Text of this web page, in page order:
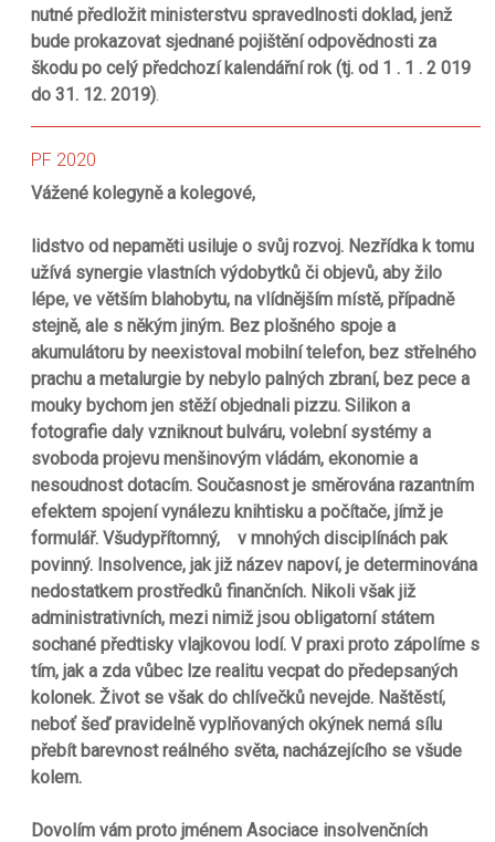
nutné předložit ministerstvu spravedlnosti doklad, jenž
bude prokazovat sjednané pojištění odpovědnosti za
škodu po celý předchozí kalendářní rok (tj. od 1 . 1 . 2 019
do 31. 12. 2019).
PF 2020
Vážené kolegyně a kolegové,
lidstvo od nepaměti usiluje o svůj rozvoj. Nezřídka k tomu
užívá synergie vlastních výdobytků či objevů, aby žilo
lépe, ve větším blahobytu, na vlídnějším místě, případně
stejně, ale s někým jiným. Bez plošného spoje a
akumulátoru by neexistoval mobilní telefon, bez střelného
prachu a metalurgie by nebylo palných zbraní, bez pece a
mouky bychom jen stěží objednali pizzu. Silikon a
fotografie daly vzniknout bulváru, volební systémy a
svoboda projevu menšinovým vládám, ekonomie a
nesoudnost dotacím. Současnost je směrována razantním
efektem spojení vynálezu knihtisku a počítače, jímž je
formulář. Všudypřítomný, v mnohých disciplínách pak
povinný. Insolvence, jak již název napoví, je determinována
nedostatkem prostředků finančních. Nikoli však již
administrativních, mezi nimiž jsou obligatorní státem
sochané předtisky vlajkovou lodí. V praxi proto zápolíme s
tím, jak a zda vůbec lze realitu vecpat do předepsaných
kolonek. Život se však do chlívečků nevejde. Naštěstí,
neboť šeď pravidelně vyplňovaných okýnek nemá sílu
přebít barevnost reálného světa, nacházejícího se všude
kolem.
Dovolím vám proto jménem Asociace insolvenčních